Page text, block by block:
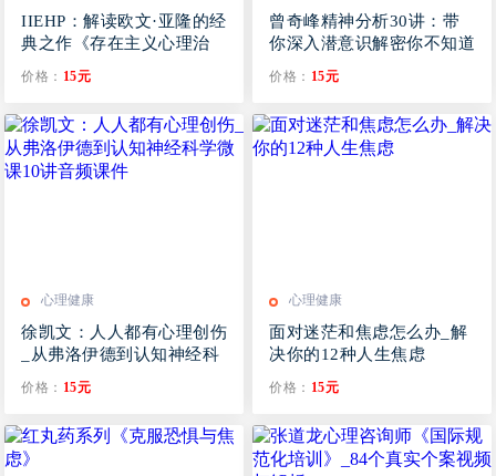
IIEHP：解读欧文·亚隆的经
典之作《存在主义心理治
价格： 15元
曾奇峰精神分析30讲：带
你深入潜意识解密你不知道
价格： 15元
心理健康
徐凯文：人人都有心理创伤
_从弗洛伊德到认知神经科
价格： 15元
心理健康
面对迷茫和焦虑怎么办_解
决你的12种人生焦虑
价格： 15元